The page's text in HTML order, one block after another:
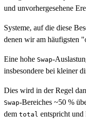
und unvorhergesehene
Systeme, auf die diese
denen wir am häufigsten
Eine hohe Swap-
insbesondere bei kleiner
Dies wird in der Regel
Swap-Bereiches ~50 %
dem total entspricht und